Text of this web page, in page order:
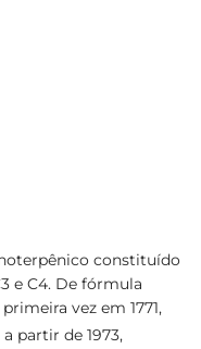
constituído
e C4. De fórmula
vez em 1771,
partir de 1973,